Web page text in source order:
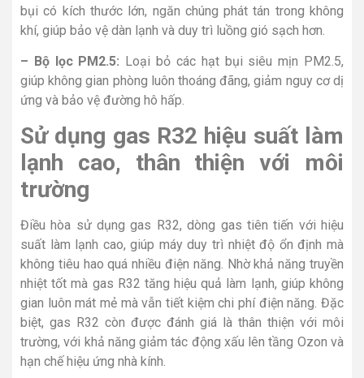
bụi có kích thước lớn, ngăn chúng phát tán trong không
khí, giúp bảo vệ dàn lạnh và duy trì luồng gió sạch hơn.
– Bộ lọc PM2.5: Loại bỏ các hạt bụi siêu mịn PM2.5,
giúp không gian phòng luôn thoáng đãng, giảm nguy cơ dị
ứng và bảo vệ đường hô hấp.
Sử dụng gas R32 hiệu suất làm
lạnh cao, thân thiện với môi
trường
Điều hòa sử dụng gas R32, dòng gas tiên tiến với hiệu
suất làm lạnh cao, giúp máy duy trì nhiệt độ ổn định mà
không tiêu hao quá nhiều điện năng. Nhờ khả năng truyền
nhiệt tốt mà gas R32 tăng hiệu quả làm lạnh, giúp không
gian luôn mát mẻ mà vẫn tiết kiệm chi phí điện năng. Đặc
biệt, gas R32 còn được đánh giá là thân thiện với môi
trường, với khả năng giảm tác động xấu lên tầng Ozon và
hạn chế hiệu ứng nhà kính.